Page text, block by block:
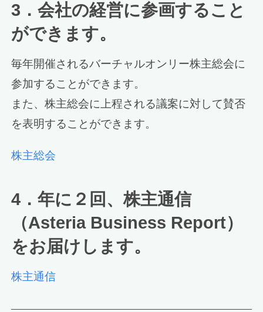
3．会社の経営に参画すること
ができます。
毎年開催されるバーチャルオンリー株主総会に
参加することができます。
また、株主総会に上程される議案に対して賛否
を表明することができます。
株主総会
4．年に２回、株主通信
（Asteria Business Report）
をお届けします。
株主通信